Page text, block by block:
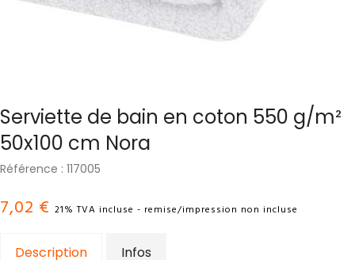
Serviette de bain en coton 550 g/m²
50x100 cm Nora
Référence : 117005
7,02 € 21% TVA incluse - remise/impression non incluse
Description Infos